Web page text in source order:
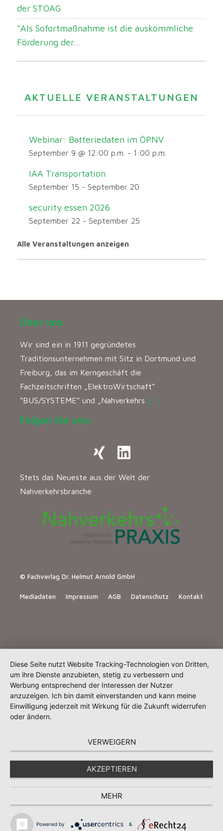
der STOAG
“Als Sofortmaßnahme ist die auskömmliche
Förderung der...
AKTUELLE VERANSTALTUNGEN
Webinar: Batteriedaten im ÖPNV
September 9 @ 12:00 p.m. - 1:00 p.m.
IAA Transportation
September 15 - September 20
security essen 2026
September 22 - September 25
Alle Veranstaltungen anzeigen
Über uns
Wir sind ein in 1911 gegründetes
Traditionsunternehmen mit Sitz in Dortmund und
Freiburg, das im Kerngeschäft die
Fachzeitschriften „ElektroWirtschaft“
“BUS/SYSTEME” und „Nahverkehrs […]
Folgen Sie uns:
Stets das Neueste aus der Welt der
Nahverkehrsbranche
© Fachverlag Dr. Helmut Arnold GmbH
Mediadaten Impressum AGB Datenschutz Kontakt
Diese Seite nutzt Website Tracking-Technologien von Dritten,
um ihre Dienste anzubieten, stetig zu verbessern und
Werbung entsprechend der Interessen der Nutzer
anzuzeigen. Ich bin damit einverstanden und kann meine
Einwilligung jederzeit mit Wirkung für die Zukunft widerrufen
oder ändern.
VERWEIGERN
AKZEPTIEREN
MEHR
Powered by &